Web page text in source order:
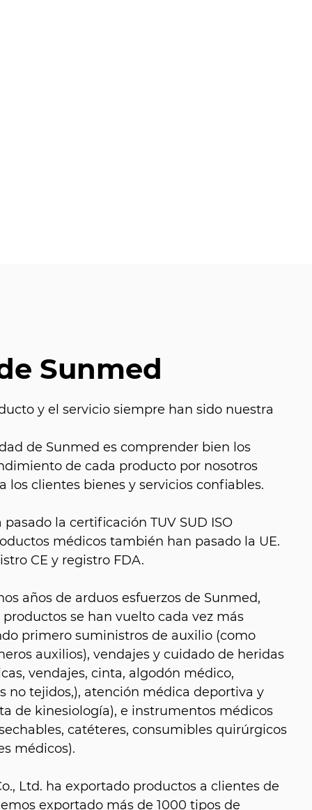
Sunmed
y el servicio siempre han sido nuestra
de Sunmed es comprender bien los
de cada producto por nosotros
los clientes bienes y servicios confiables.
la certificación TUV SUD ISO
médicos también han pasado la UE.
CE y registro FDA.
años de arduos esfuerzos de Sunmed,
se han vuelto cada vez más
primero suministros de auxilio (como
auxilios), vendajes y cuidado de heridas
vendajes, cinta, algodón médico,
no tejidos,), atención médica deportiva y
de kinesiología), e instrumentos médicos
catéteres, consumibles quirúrgicos
médicos).
Ltd. ha exportado productos a clientes de
exportado más de 1000 tipos de